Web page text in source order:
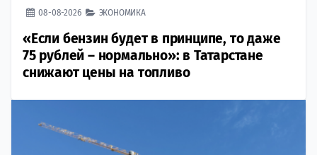
08-08-2026 ЭКОНОМИКА
«Если бензин будет в принципе, то даже
75 рублей – нормально»: в Татарстане
снижают цены на топливо